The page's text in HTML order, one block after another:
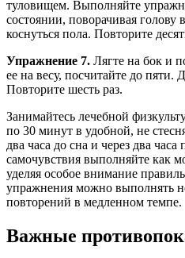
туловищем. Выполняйте
состоянии, поворачивая
коснуться пола. Повторите
Упражнение 7. Лягте на бок и
ее на весу, посчитайте до пяти.
Повторите шесть раз.
Занимайтесь лечебной
по 30 минут в удобной, не
два часа до сна и через два
самочувствия выполняйте как
уделяя особое внимание
упражнения можно выполнять
повторений в медленном темпе.
Важные